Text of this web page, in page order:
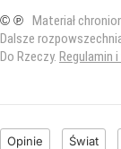
© ℗ Materiał
Dalsze
Do Rzeczy. Regulamin
Opinie Świat